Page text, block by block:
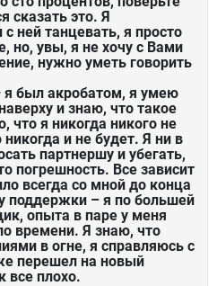
сказать это. Я
ней танцевать, я просто
но, увы, я не хочу с Вами
нужно уметь говорить
был акробатом, я умею
и знаю, что такое
что я никогда никого не
и не будет. Я ни в
партнершу и убегать,
погрешность. Все зависит
всегда со мной до конца
поддержки – я по большей
опыта в паре у меня
времени. Я знаю, что
в огне, я справляюсь с
перешел на новый
все плохо.